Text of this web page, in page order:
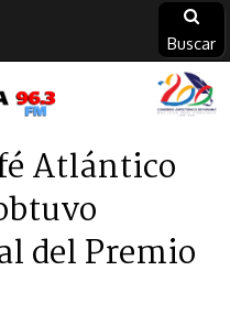
Buscar
Atlántico
del Premio